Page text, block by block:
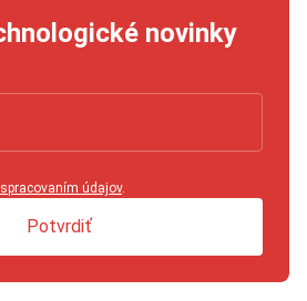
novinky
údajov.
Potvrdiť